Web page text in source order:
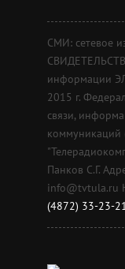
СМИ: сетевое
информации
2015 г.
связи,
коммуникаций
Панков С.Г.
info@tvtula.ru
(4872) 33-23-21